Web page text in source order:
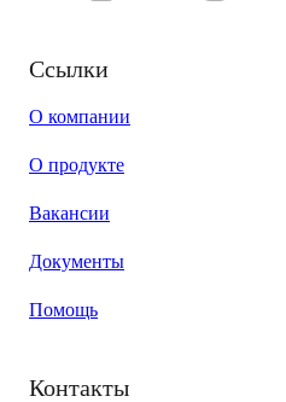
Ссылки
О компании
О продукте
Вакансии
Документы
Помощь
Контакты